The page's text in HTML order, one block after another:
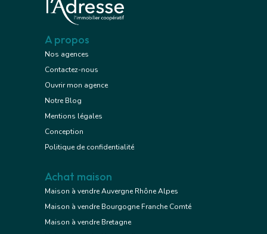
A propos
Nos agences
Contactez-nous
Ouvrir mon agence
Notre Blog
Mentions légales
Conception
Politique de confidentialité
Achat maison
Maison à vendre Auvergne Rhône Alpes
Maison à vendre Bourgogne Franche Comté
Maison à vendre Bretagne